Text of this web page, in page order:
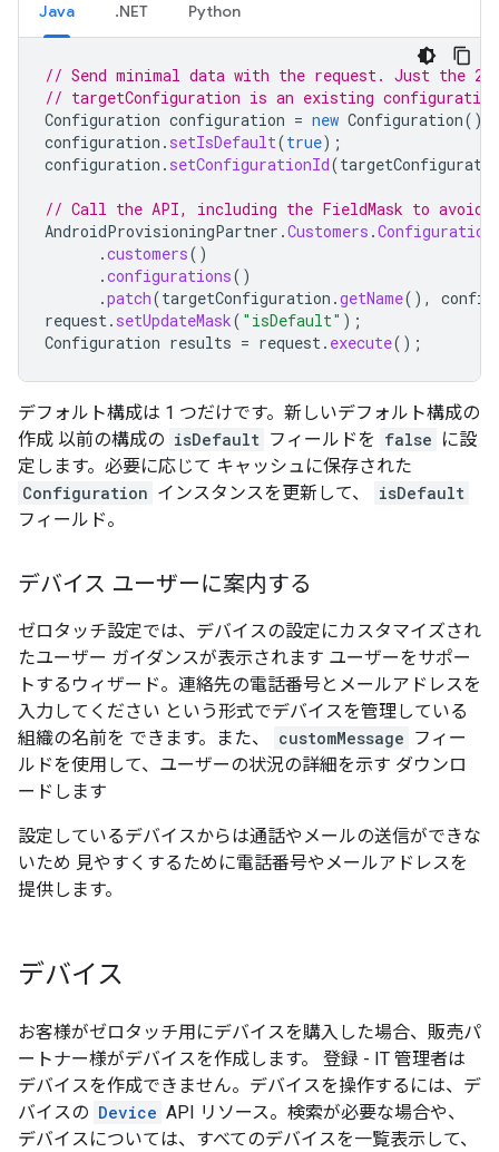
Java .NET Python
// Send minimal data with the request. Just the 2
// targetConfiguration is an existing
Configuration configuration = new Configuration();
configuration . setIsDefault(true);
configuration . setConfigurationId(
// Call the API, including the FieldMask to
AndroidProvisioningPartner .Customers .
.customers()
.configurations()
.patch(targetConfiguration .getName(),
request. setUpdateMask( "isDefault" );
Configuration results = request. execute();
デフォルト構成は 1 つだけです。新しいデフォルト構成の
作成 以前の構成の isDefault フィールドを false に設
定します。必要に応じて キャッシュに保存された
Configuration インスタンスを更新して、
isDefault
フィールド。
デバイス ユーザーに案内する
ゼロタッチ設定では、デバイスの設定にカスタマイズされ
たユーザー ガイダンスが表示されます ユーザーをサポー
トするウィザード。連絡先の電話番号とメールアドレスを
入力してください という形式でデバイスを管理している
組織の名前を できます。また、
customMessage フィー
ルドを使用して、ユーザーの状況の詳細を示す ダウンロ
ードします
設定しているデバイスからは通話やメールの送信ができな
いため 見やすくするために電話番号やメールアドレスを
提供します。
デバイス
お客様がゼロタッチ用にデバイスを購入した場合、販売パ
ートナー様がデバイスを作成します。 登録 - IT 管理者は
デバイスを作成できません。デバイスを操作するには、デ
バイスの Device API リソース。検索が必要な場合や、
デバイスについては、すべてのデバイスを一覧表示して、